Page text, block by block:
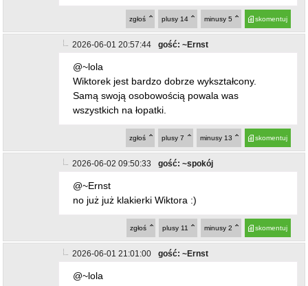
wszystkich na łopatki.
skomentuj
minusy13
plusy7
zgłoś
2026-06-02 09:50:33
@~Ernst
no już już klakierki Wiktora :)
2026-06-01 21:01:00 gość: ~Ernst
Widzę Lola że się nie spełniłaś w życiu, coś ci
nie pykło. Może partner zostawił. Nie współczuję
tobie lola. Bądź zdrowa.
skomentuj
minusy14
plusy6
zgłoś
2026-06-02 12:22:13